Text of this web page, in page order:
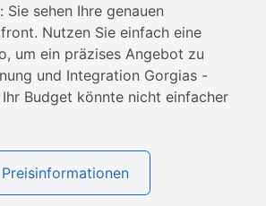
Sie sehen Ihre genauen
Nutzen Sie einfach eine
um ein präzises Angebot zu
und Integration Gorgias -
Budget könnte nicht einfacher
Preisinformationen